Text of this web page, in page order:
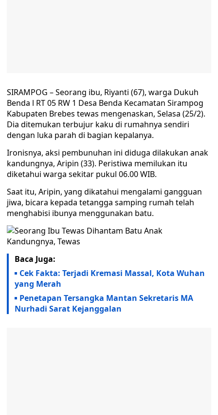
SIRAMPOG – Seorang ibu, Riyanti (67), warga Dukuh
Benda l RT 05 RW 1 Desa Benda Kecamatan Sirampog
Kabupaten Brebes tewas mengenaskan, Selasa (25/2).
Dia ditemukan terbujur kaku di rumahnya sendiri
dengan luka parah di bagian kepalanya.
Ironisnya, aksi pembunuhan ini diduga dilakukan anak
kandungnya, Aripin (33). Peristiwa memilukan itu
diketahui warga sekitar pukul 06.00 WIB.
Saat itu, Aripin, yang dikatahui mengalami gangguan
jiwa, bicara kepada tetangga samping rumah telah
menghabisi ibunya menggunakan batu.
Baca Juga:
Cek Fakta: Terjadi Kremasi Massal, Kota Wuhan
yang Merah
Penetapan Tersangka Mantan Sekretaris MA
Nurhadi Sarat Kejanggalan